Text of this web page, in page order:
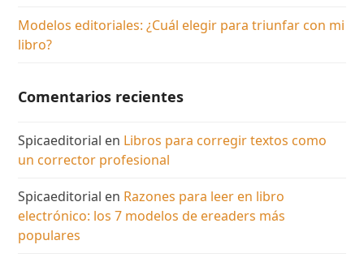
Modelos editoriales: ¿Cuál elegir para triunfar con mi
libro?
Comentarios recientes
Spicaeditorial en Libros para corregir textos como
un corrector profesional
Spicaeditorial en Razones para leer en libro
electrónico: los 7 modelos de ereaders más
populares